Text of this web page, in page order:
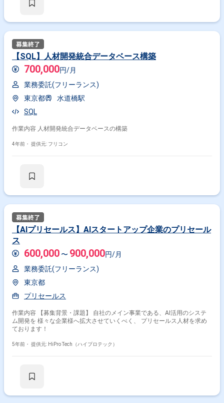
【SQL】人材開発統合データベース構築
700,000円/月
業務委託(フリーランス)
東京都
水道橋駅
SQL
作業内容 人材開発統合データベースの構築
4年前・ 提供元: フリコン
【AIプリセールス】AIスタートアップ企業のプリセール
ス
600,000 〜 900,000円/月
業務委託(フリーランス)
東京都
プリセールス
作業内容 【募集背景・課題】 自社のメイン事業である、AI活用のシステ
ム開発を 様々な企業様へ拡大させていくべく、 プリセールス人材を求め
ております！
5年前・ 提供元: HiPro Tech（ハイプロテック）